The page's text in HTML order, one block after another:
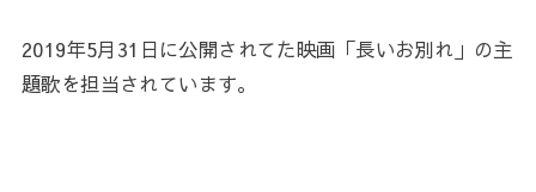
2019年5月31日に公開されてた映画「長いお別れ」の主
題歌を担当されています。